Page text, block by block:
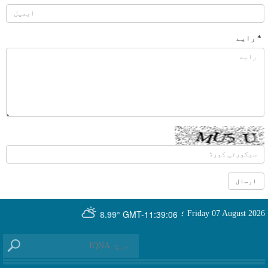
* رایے
GMT-11:39:06
8.99° Friday 07 August 2026 ؛